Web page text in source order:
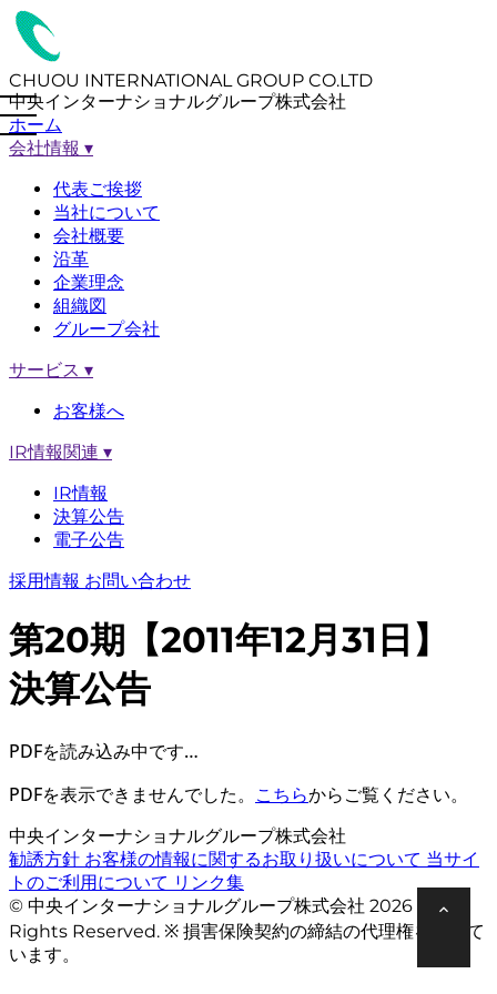
CHUOU INTERNATIONAL GROUP CO.LTD
中央インターナショナルグループ株式会社
ホーム
会社情報 ▾
代表ご挨拶
当社について
会社概要
沿革
企業理念
組織図
グループ会社
サービス ▾
お客様へ
IR情報関連 ▾
IR情報
決算公告
電子公告
採用情報 お問い合わせ
第20期【2011年12月31日】
決算公告
PDFを読み込み中です…
PDFを表示できませんでした。 こちらからご覧ください。
中央インターナショナルグループ株式会社
勧誘方針 お客様の情報に関するお取り扱いについて 当サイ
トのご利用について リンク集
© 中央インターナショナルグループ株式会社 2026 All
Rights Reserved. ※ 損害保険契約の締結の代理権を有して
います。